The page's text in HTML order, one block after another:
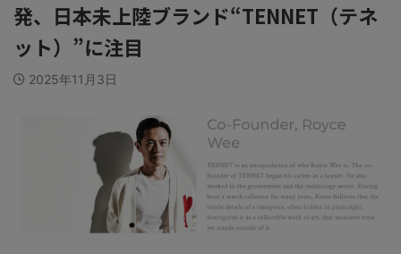
発、日本未上陸ブランド“TENNET（テネ
ット）”に注目
2025年11月3日